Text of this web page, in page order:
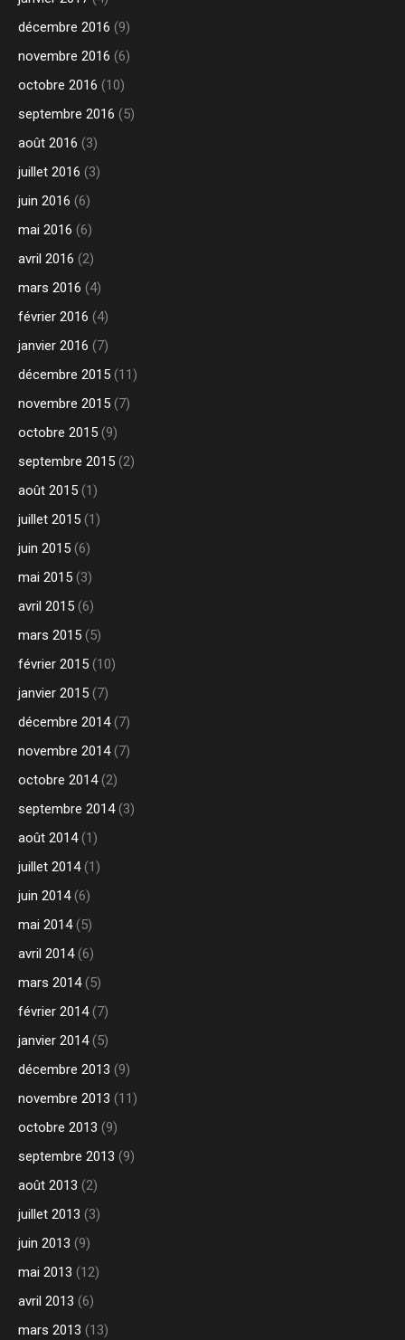
décembre 2016 (9)
novembre 2016 (6)
octobre 2016 (10)
septembre 2016 (5)
août 2016 (3)
juillet 2016 (3)
juin 2016 (6)
mai 2016 (6)
avril 2016 (2)
mars 2016 (4)
février 2016 (4)
janvier 2016 (7)
décembre 2015 (11)
novembre 2015 (7)
octobre 2015 (9)
septembre 2015 (2)
août 2015 (1)
juillet 2015 (1)
juin 2015 (6)
mai 2015 (3)
avril 2015 (6)
mars 2015 (5)
février 2015 (10)
janvier 2015 (7)
décembre 2014(7)
novembre 2014(7)
octobre 2014(2)
septembre 2014(3)
août 2014(1)
juillet 2014(1)
juin 2014(6)
mai 2014(5)
avril 2014(6)
mars 2014(5)
février 2014(7)
janvier 2014(5)
décembre 2013 (9)
novembre 2013 (11)
octobre 2013 (9)
septembre 2013 (9)
août 2013 (2)
juillet 2013 (3)
juin 2013 (9)
mai 2013 (12)
avril 2013 (6)
mars 2013 (13)